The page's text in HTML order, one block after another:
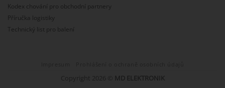
Kodex chování pro obchodní partnery
Příručka logistiky
Technický list pro balení
Copyright 2026 © MD ELEKTRONIK